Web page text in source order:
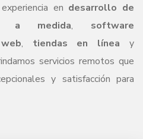
en desarrollo de
a medida, software
, tiendas en línea y
servicios remotos que
y satisfacción para